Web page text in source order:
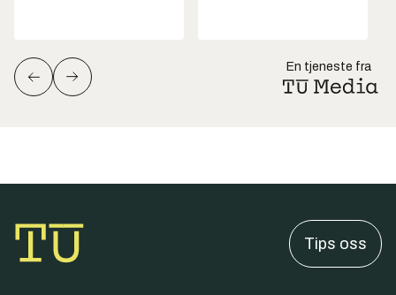
En tjeneste fra
Tips oss